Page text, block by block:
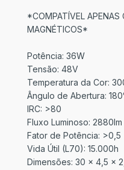
*COMPATÍVEL APENAS
MAGNÉTICOS*
Potência: 36W
Tensão: 48V
Temperatura da Cor:
Ângulo de Abertura:
IRC: >80
Fluxo Luminoso: 2880lm
Fator de Potência: >0,5
Vida Útil (L70): 15.000h
Dimensões: 30 x 4,5 x